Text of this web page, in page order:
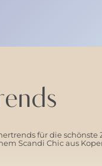
für die
Scandi Chic aus